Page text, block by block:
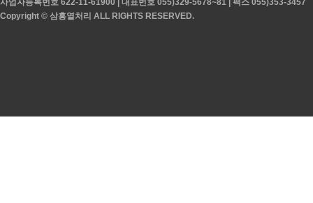
사업자등록번호 622-11-61900 | 대표번호 055)329-5678~81 | 팩스 055)353-3457
Copyright © 삼흥열처리 ALL RIGHTS RESERVED.